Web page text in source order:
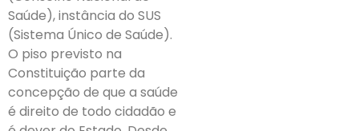
Saúde), instância do SUS
(Sistema Único de Saúde).
O piso previsto na
Constituição parte da
concepção de que a saúde
é direito de todo cidadão e